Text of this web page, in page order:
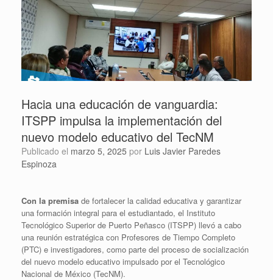
Hacia una educación de vanguardia:
ITSPP impulsa la implementación del
nuevo modelo educativo del TecNM
Publicado el marzo 5, 2025 por Luis Javier Paredes
Espinoza
Con la premisa de fortalecer la calidad educativa y garantizar
una formación integral para el estudiantado, el Instituto
Tecnológico Superior de Puerto Peñasco (ITSPP) llevó a cabo
una reunión estratégica con Profesores de Tiempo Completo
(PTC) e investigadores, como parte del proceso de socialización
del nuevo modelo educativo impulsado por el Tecnológico
Nacional de México (TecNM).